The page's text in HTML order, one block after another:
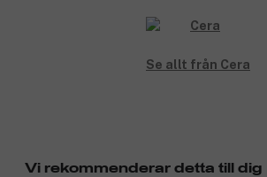
Se allt från Cera
Vi rekommenderar detta till dig